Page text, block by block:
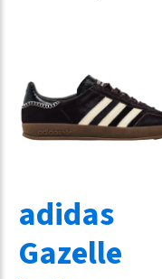
adidas
Gazelle